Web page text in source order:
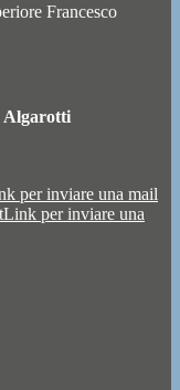
Francesco
Algarotti
per inviare una mail
Link per inviare una